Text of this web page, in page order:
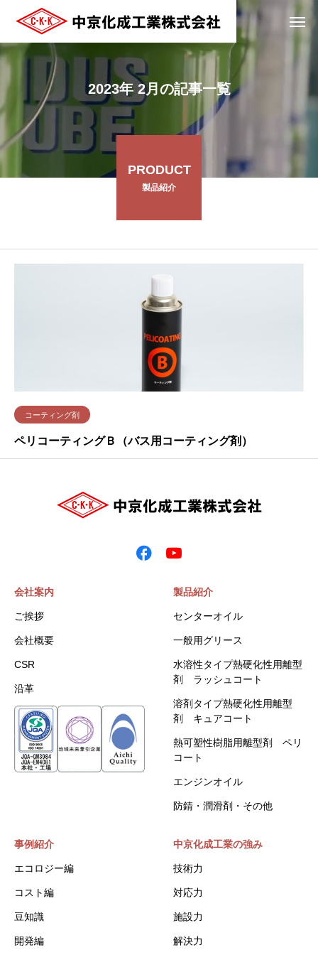
2023年 2月の記事一覧
PRODUCT
製品紹介
コーティング剤
ペリコーティングＢ（バス用コーティング剤）
会社案内
ご挨拶
会社概要
CSR
沿革
製品紹介
センターオイル
一般用グリース
水溶性タイプ熱硬化性用離型
剤 ラッシュコート
溶剤タイプ熱硬化性用離型
剤 キュアコート
熱可塑性樹脂用離型剤 ペリ
コート
エンジンオイル
防錆・潤滑剤・その他
事例紹介
エコロジー編
コスト編
豆知識
開発編
中京化成工業の強み
技術力
対応力
施設力
解決力